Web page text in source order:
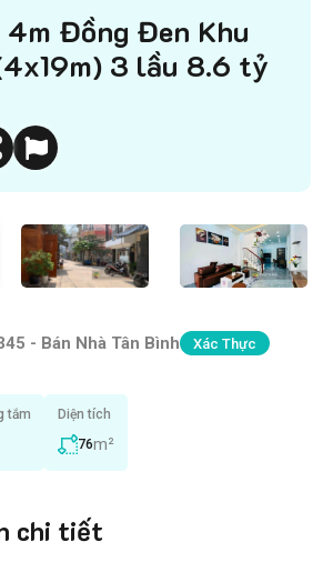
4m Đồng Đen Khu
3 lầu 8.6 tỷ
- Bán Nhà Tân Bình Xác Thực
tắm
Diện tích
76m²
chi tiết